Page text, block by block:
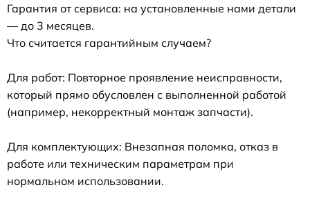
Гарантия от сервиса: на установленные нами детали
— до 3 месяцев.
Что считается гарантийным случаем?
Для работ: Повторное проявление неисправности,
который прямо обусловлен с выполненной работой
(например, некорректный монтаж запчасти).
Для комплектующих: Внезапная поломка, отказ в
работе или техническим параметрам при
нормальном использовании.